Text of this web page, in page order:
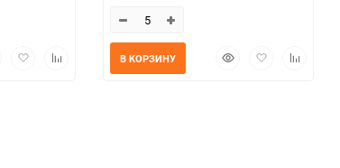
ДобавитьДобавить
БыстрыйДобавитьДобавить
В КОРЗИНУ